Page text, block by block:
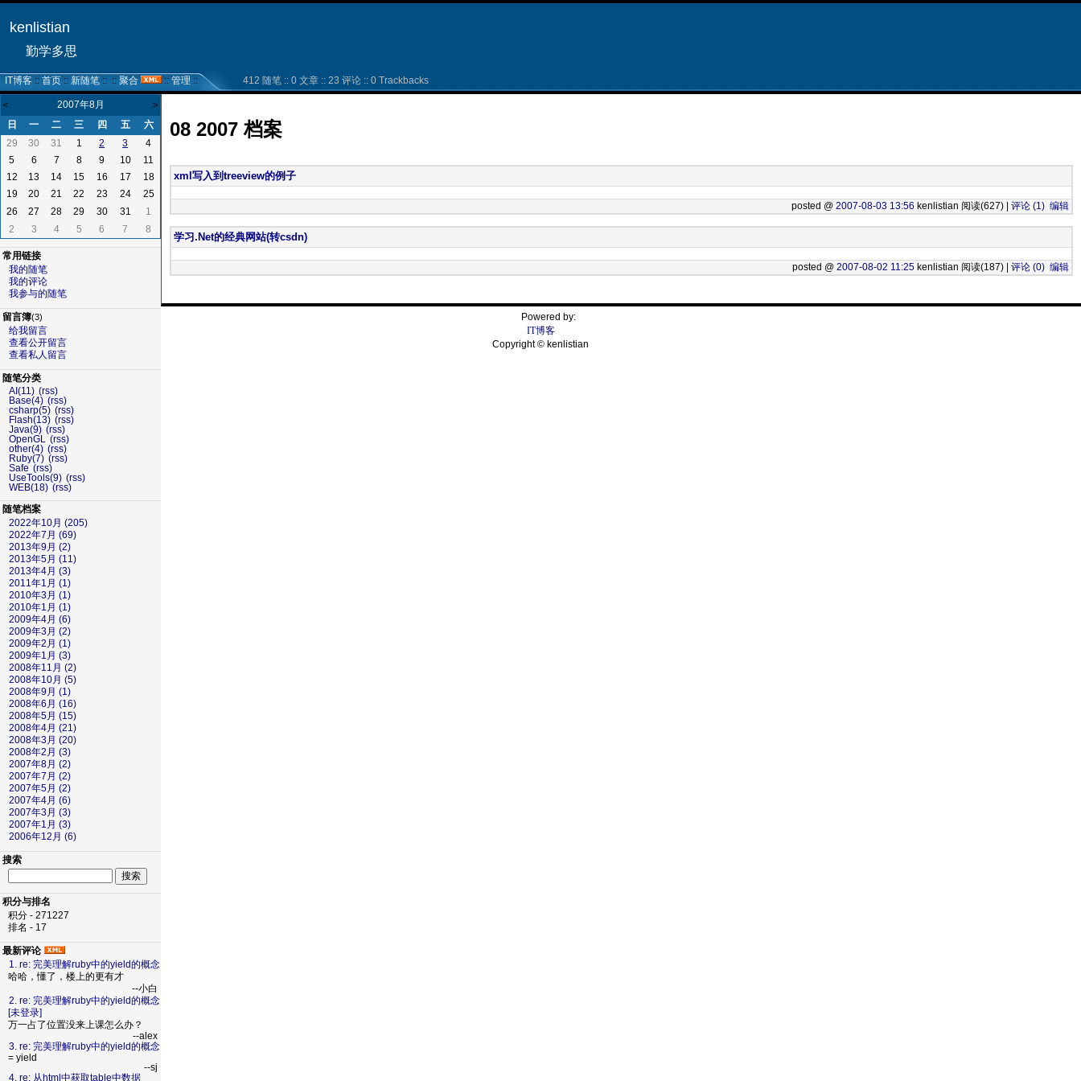
kenlistian
勤学多思
IT博客 :: 首页 :: 新随笔 :: :: 聚合 :: 管理 :: 412 随笔 :: 0 文章 :: 23 评论 :: 0 Trackbacks
< 2007年8月 >
日 一 二 三 四 五
六
29
30 31 1 2 3
4
5
6 7 8 9 10
11
12
13 14 15 16 17
18
19
20 21 22 23 24
25
26
27 28 29 30 31
1
2
3 4 5 6 7 8
常用链接
我的随笔
我的评论
我参与的随笔
留言簿(3)
给我留言
查看公开留言
查看私人留言
随笔分类
AI(11) (rss)
Base(4) (rss)
csharp(5) (rss)
Flash(13) (rss)
Java(9) (rss)
OpenGL
(rss)
other(4) (rss)
Ruby(7) (rss)
Safe (rss)
UseTools(9) (rss)
WEB(18) (rss)
随笔档案
2022年10月 (205)
2022年7月 (69)
2013年9月 (2)
2013年5月 (11)
2013年4月 (3)
2011年1月 (1)
2010年3月 (1)
2010年1月 (1)
2009年4月 (6)
2009年3月 (2)
2009年2月 (1)
2009年1月 (3)
2008年11月 (2)
2008年10月 (5)
2008年9月 (1)
2008年6月 (16)
2008年5月 (15)
2008年4月 (21)
2008年3月 (20)
2008年2月 (3)
2007年8月 (2)
2007年7月 (2)
2007年5月 (2)
2007年4月 (6)
2007年3月 (3)
2007年1月 (3)
2006年12月 (6)
搜索
积分与排名
积分 - 271227
排名 - 17
最新评论
1. re: 完美理解ruby中的yield的概念
哈哈，懂了，楼上的更有才
--小白
2. re: 完美理解ruby中的yield的概念
[未登录]
万一占了位置没来上课怎么办？
--alex
3. re: 完美理解ruby中的yield的概念
= yield
--sj
4. re: 从html中获取table中数据
08 2007 档案
xml写入到treeview的例子
posted @ 2007-08-03 13:56 kenlistian 阅读(627) | 评论 (1) 编辑
学习.Net的经典网站(转csdn)
posted @ 2007-08-02 11:25 kenlistian 阅读(187) | 评论 (0) 编辑
Powered by:
IT博客
Copyright © kenlistian